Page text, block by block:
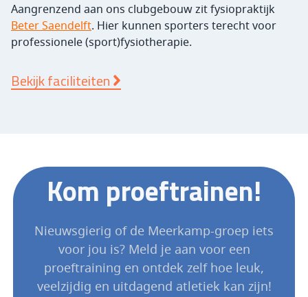
Aangrenzend aan ons clubgebouw zit fysiopraktijk
Beter Saendelft. Hier kunnen sporters terecht voor
professionele (sport)fysiotherapie.
Bekijk faciliteiten
Kom proeftrainen!
Nieuwsgierig of de Meerkamp-groep iets
voor jou is? Meld je aan voor een
proeftraining en ontdek zelf hoe leuk,
veelzijdig en uitdagend atletiek kan zijn!